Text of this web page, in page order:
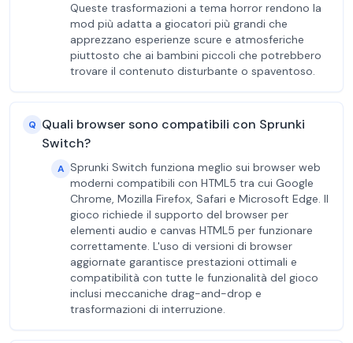
Queste trasformazioni a tema horror rendono la
mod più adatta a giocatori più grandi che
apprezzano esperienze scure e atmosferiche
piuttosto che ai bambini piccoli che potrebbero
trovare il contenuto disturbante o spaventoso.
Q Quali browser sono compatibili con Sprunki
Switch?
A Sprunki Switch funziona meglio sui browser web
moderni compatibili con HTML5 tra cui Google
Chrome, Mozilla Firefox, Safari e Microsoft Edge. Il
gioco richiede il supporto del browser per
elementi audio e canvas HTML5 per funzionare
correttamente. L'uso di versioni di browser
aggiornate garantisce prestazioni ottimali e
compatibilità con tutte le funzionalità del gioco
inclusi meccaniche drag-and-drop e
trasformazioni di interruzione.